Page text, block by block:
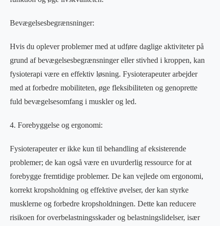
Bevægelsesbegrænsninger:
Hvis du oplever problemer med at udføre daglige aktiviteter på
grund af bevægelsesbegrænsninger eller stivhed i kroppen, kan
fysioterapi være en effektiv løsning. Fysioterapeuter arbejder
med at forbedre mobiliteten, øge fleksibiliteten og genoprette
fuld bevægelsesomfang i muskler og led.
4. Forebyggelse og ergonomi:
Fysioterapeuter er ikke kun til behandling af eksisterende
problemer; de kan også være en uvurderlig ressource for at
forebygge fremtidige problemer. De kan vejlede om ergonomi,
korrekt kropsholdning og effektive øvelser, der kan styrke
musklerne og forbedre kropsholdningen. Dette kan reducere
risikoen for overbelastningsskader og belastningslidelser, især